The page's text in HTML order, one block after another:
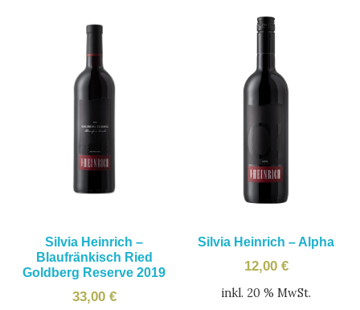
Silvia Heinrich –
Blaufränkisch Ried
Goldberg Reserve 2019
33,00 €
Silvia Heinrich – Alpha
12,00 €
inkl. 20 % MwSt.